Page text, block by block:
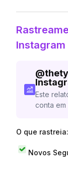
Instagram
@
Este
conta em
O que rastreia:
Novos